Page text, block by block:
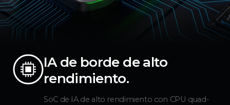
IA de borde de alto
rendimiento.
SoC de IA de alto rendimiento con CPU quad-